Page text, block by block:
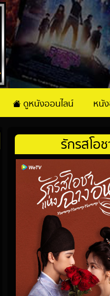
ดูหนังออนไลน์ หนั
รักรสโอ